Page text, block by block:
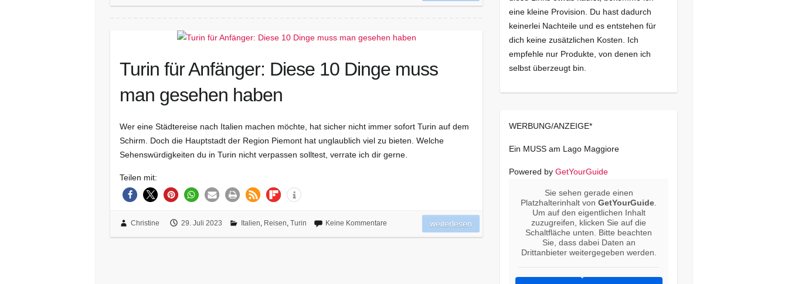
Turin für Anfänger: Diese 10 Dinge muss
man gesehen haben
Wer eine Städtereise nach Italien machen möchte, hat sicher nicht immer sofort Turin auf dem
Schirm. Doch die Hauptstadt der Region Piemont hat unglaublich viel zu bieten. Welche
Sehenswürdigkeiten du in Turin nicht verpassen solltest, verrate ich dir gerne.
Teilen mit:
Christine 29. Juli 2023 Italien, Reisen, Turin Keine Kommentare weiterlesen
eine kleine Provision. Du hast dadurch
keinerlei Nachteile und es entstehen für
dich keine zusätzlichen Kosten. Ich
empfehle nur Produkte, von denen ich
selbst überzeugt bin.
WERBUNG/ANZEIGE*
Ein MUSS am Lago Maggiore
Powered by GetYourGuide
Sie sehen gerade einen
Platzhalterinhalt vonGetYourGuide
Um auf den eigentlichen Inhalt
zuzugreifen, klicken Sie auf die
Schaltfläche unten. Bitte beachten
Sie, dass dabei Daten an
Drittanbieter weitergegeben werden.